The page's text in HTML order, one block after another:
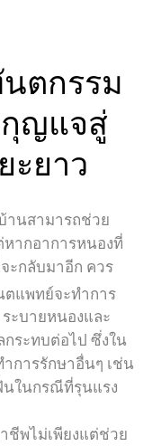
ตกรรม
กุญแจสู่
ะยาว
นสามารถช่วย
ากอาการหนองที่
ะกลับมาอีก ควร
แพทย์จะทำการ
ะบายหนองและ
ระทบต่อไป ซึ่งใน
การรักษาอื่นๆ เช่น
ในกรณีที่รุนแรง
ชีพไม่เพียงแต่ช่วย